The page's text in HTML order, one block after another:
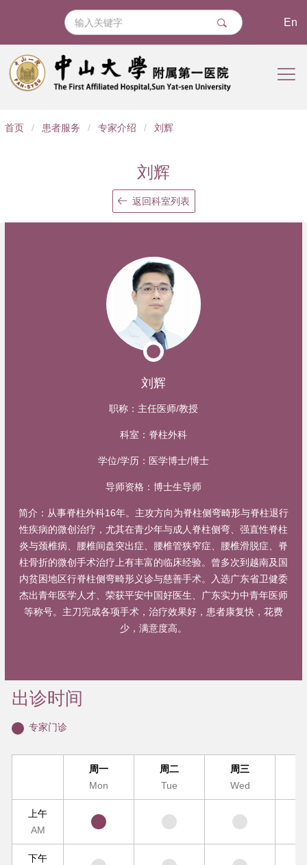
En
导
首页 / 患者服务 / 专家介绍 / 刘辉
刘辉
返回科室列表
刘辉
职称： 主任医师/教授
科室： 脊柱外科
学位/学历： 医学博士/博士
导师资格： 博士生导师
简介： 从事脊柱外科16年。主攻方向为脊柱侧弯畸形与脊柱退行
性疾病的微创治疗，尤其在青少年与成人脊柱侧弯、强直性脊柱
炎与颈椎病、腰椎间盘突出症、腰椎管狭窄症、腰椎滑脱症、脊
柱骨折的微创手术治疗上有丰富的临床经验。曾多次到越南及国
内贫困地区行脊柱侧弯畸形义诊与慈善手术。入选广东省卫健委
杰出青年医学人才、荣获平安中国好医生、广东实力中青年医师
等称号。主刀完成各项手术，治疗效果好，患者康复快，花费
少，满意度高。
出诊时间
专家门诊
周一
Mon
周二
Tue
周三
Wed
上午
AM
下午